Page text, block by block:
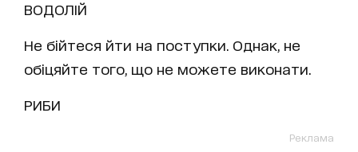
ВОДОЛІЙ
Не бійтеся йти на поступки. Однак, не
обіцяйте того, що не можете виконати.
РИБИ
Реклама